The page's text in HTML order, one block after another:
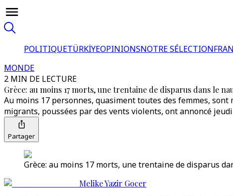
POLITIQUETÜRKİYEOPINIONSNOTRE SÉLECTION
MONDE
2 MIN DE LECTURE
Grèce: au moins 17 morts, une trentaine de disparus dans le
Au moins 17 personnes, quasiment toutes des femmes,
migrants, poussées par des vents violents, ont annoncé
Partager
Grèce: au moins 17 morts, une trentaine de disparus
Melike Yazir Gocer